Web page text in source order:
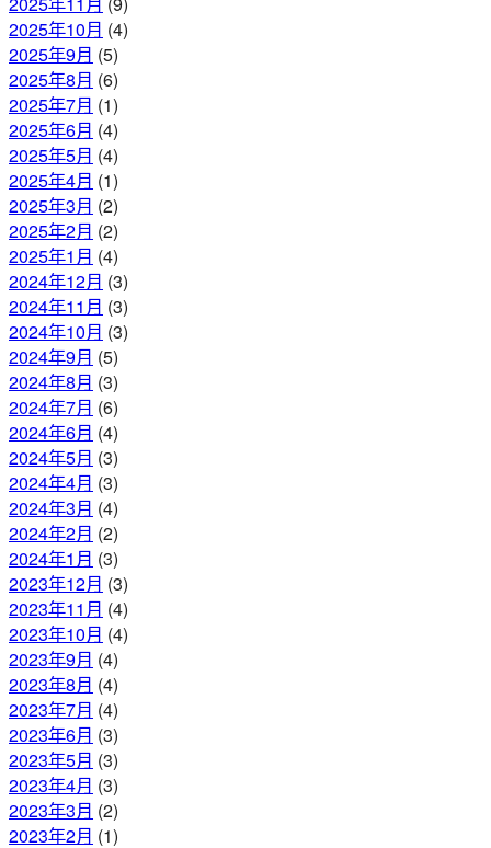
2025年10月 (4)
2025年9月 (5)
2025年8月 (6)
2025年7月 (1)
2025年6月 (4)
2025年5月 (4)
2025年4月 (1)
2025年3月 (2)
2025年2月 (2)
2025年1月 (4)
2024年12月 (3)
2024年11月 (3)
2024年10月 (3)
2024年9月 (5)
2024年8月 (3)
2024年7月 (6)
2024年6月 (4)
2024年5月 (3)
2024年4月 (3)
2024年3月 (4)
2024年2月 (2)
2024年1月 (3)
2023年12月 (3)
2023年11月 (4)
2023年10月 (4)
2023年9月 (4)
2023年8月 (4)
2023年7月 (4)
2023年6月 (3)
2023年5月 (3)
2023年4月 (3)
2023年3月 (2)
2023年2月 (1)